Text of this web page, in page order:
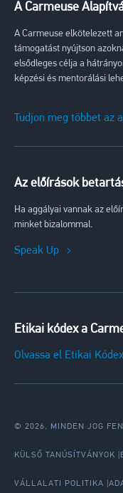
A Carmeuse
A Carmeuse elkötelezett
támogatást nyújtson
elsődleges célja a
képzési és mentorálási
Tudjon meg többet az
Az előírások
Ha aggályai vannak az
minket bizalommal.
Speak Up
Etikai kódex a
Olvassa el Etikai
© 2026. MINDEN JOG
KÜLSŐ TANÚSÍTVÁNYOK
VÁLLALATI POLITIKA